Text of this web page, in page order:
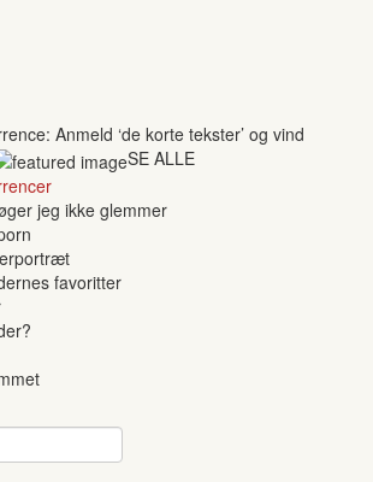
Anmeld ‘de korte tekster’ og vind
SE ALLE
jeg ikke glemmer
favoritter